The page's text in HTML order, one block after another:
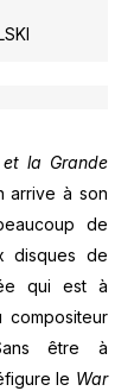
la Grande
arrive à son
de
disques de
qui est à
compositeur
être à
le War